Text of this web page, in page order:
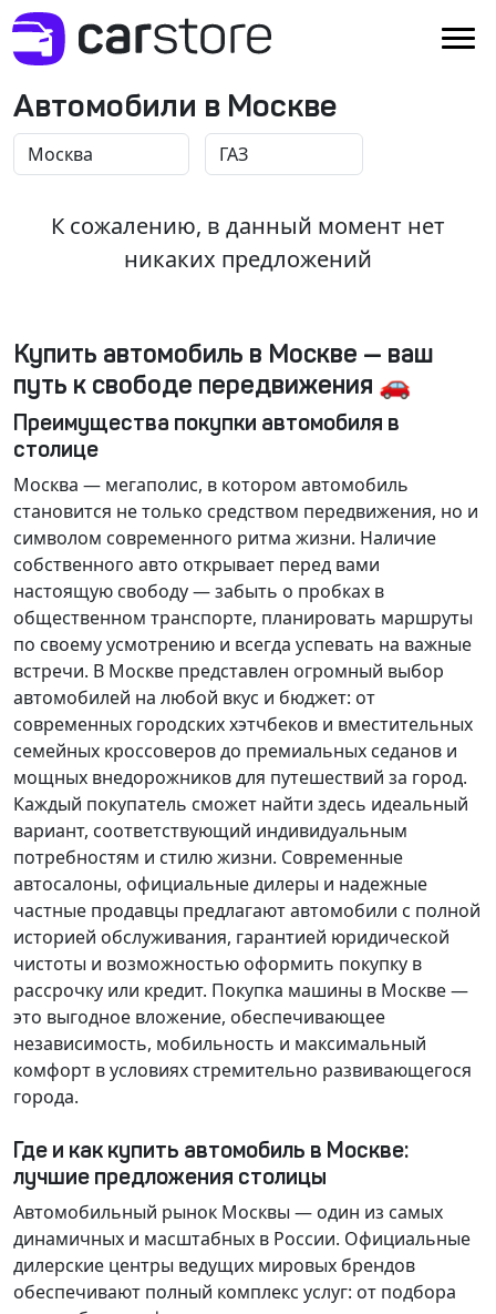
Автомобили в Москве
К сожалению, в данный момент нет
никаких предложений
Купить автомобиль в Москве — ваш
путь к свободе передвижения 🚗
Преимущества покупки автомобиля в
столице
Москва — мегаполис, в котором автомобиль
становится не только средством передвижения, но и
символом современного ритма жизни. Наличие
собственного авто открывает перед вами
настоящую свободу — забыть о пробках в
общественном транспорте, планировать маршруты
по своему усмотрению и всегда успевать на важные
встречи. В Москве представлен огромный выбор
автомобилей на любой вкус и бюджет: от
современных городских хэтчбеков и вместительных
семейных кроссоверов до премиальных седанов и
мощных внедорожников для путешествий за город.
Каждый покупатель сможет найти здесь идеальный
вариант, соответствующий индивидуальным
потребностям и стилю жизни. Современные
автосалоны, официальные дилеры и надежные
частные продавцы предлагают автомобили с полной
историей обслуживания, гарантией юридической
чистоты и возможностью оформить покупку в
рассрочку или кредит. Покупка машины в Москве —
это выгодное вложение, обеспечивающее
независимость, мобильность и максимальный
комфорт в условиях стремительно развивающегося
города.
Где и как купить автомобиль в Москве:
лучшие предложения столицы
Автомобильный рынок Москвы — один из самых
динамичных и масштабных в России. Официальные
дилерские центры ведущих мировых брендов
обеспечивают полный комплекс услуг: от подбора